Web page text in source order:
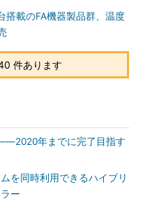
搭載のFA機器製品群、温度
件あります
年までに完了目指す
を同時利用できるハイブリ
ー